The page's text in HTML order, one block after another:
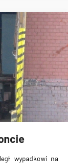
wypadkowi na